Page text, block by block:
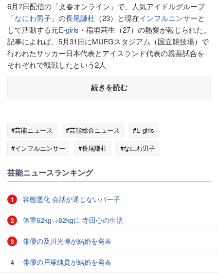
6月7日配信の「文春オンライン」で、人気アイドルグループ
「なにわ男子 」の長尾謙杜 （23）と現在インフルエンサーと
して活動する元E-girls ・稲垣莉生（27）の熱愛が報じられた。
記事によれば、5月31日にMUFGスタジアム（国立競技場）で
行われたサッカー日本代表とアイスランド代表の親善試合を
それぞれで観戦したという2人
続きを読む
#芸能ニュース #芸能総合ニュース
#E-girls
#インフルエンサー
#長尾謙杜
#なにわ男子
芸能ニュースランキング
1 容態悪化 会話が通じないパー子
2 体重62kg→82kgに 寺田心の生活
3 俳優の及川光博が結婚を発表
4 俳優の戸塚純貴が結婚を発表